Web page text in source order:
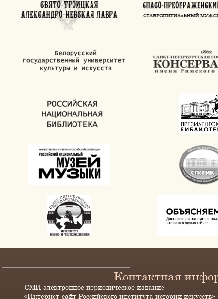
Контактная
СМИ электронное периодическое издание
«Интернет-сайт Российского института истории искусств»